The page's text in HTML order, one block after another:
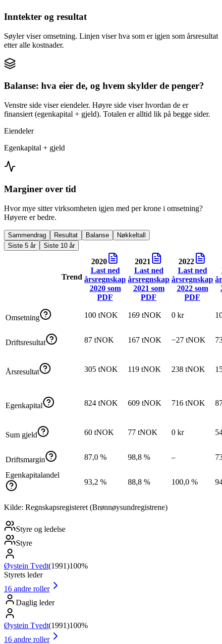
Inntekter og resultat
Søyler viser omsetning. Linjen viser hva som er igjen som årsresultat
etter alle kostnader.
Balanse: hva eier de, og hvem skylder de penger?
Venstre side viser eiendeler. Høyre side viser hvordan de er
finansiert (egenkapital + gjeld). Totalen er alltid lik på begge sider.
Eiendeler
Egenkapital + gjeld
Marginer over tid
Hvor mye sitter virksomheten igjen med per krone i omsetning?
Høyere er bedre.
Sammendrag Resultat Balanse
Nøkkeltall
Siste 5 år
Siste 10 år
Trend
2020
Last ned
årsregnskap
2020som
PDF
2021
Last ned
årsregnskap
2021 som
PDF
2022
Last ned
årsregnskap
2022som
PDF
Omsetning 100 tNOK 169 tNOK 0 kr
Driftsresultat 87 tNOK 167 tNOK −27 tNOK
Årsresultat 305 tNOK 119 tNOK 238 tNOK
Egenkapital 824 tNOK 609 tNOK 716 tNOK
Sum gjeld 60 tNOK 77 tNOK 0 kr
Driftsmargin 87,0 % 98,8 % –
Egenkapitalandel
93,2 %
88,8 % 100,0 %
Kilde: Regnskapsregisteret (Brønnøysundregistrene)
Styre og ledelse
Styre
Øystein Tvedt(1991)100%
Styrets leder
16 andre roller
Daglig leder
Øystein Tvedt(1991)100%
16 andre roller